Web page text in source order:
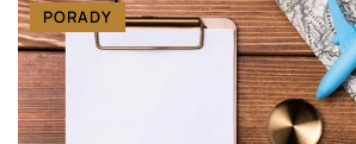
PORADY